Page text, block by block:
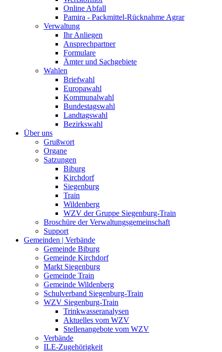
Online Abfall
Pamira - Packmittel-Rücknahme Agrar
Verwaltung
Ihr Anliegen
Ansprechpartner
Formulare
Ämter und Sachgebiete
Wahlen
Briefwahl
Europawahl
Kommunalwahl
Bundestagswahl
Landtagswahl
Bezirkswahl
Über uns
Grußwort
Organe
Satzungen
Biburg
Kirchdorf
Siegenburg
Train
Wildenberg
WZV der Gruppe Siegenburg-Train
Broschüre der Verwaltungsgemeinschaft
Support
Gemeinden | Verbände
Gemeinde Biburg
Gemeinde Kirchdorf
Markt Siegenburg
Gemeinde Train
Gemeinde Wildenberg
Schulverband Siegenburg-Train
WZV Siegenburg-Train
Trinkwasseranalysen
Aktuelles vom WZV
Stellenangebote vom WZV
Verbände
ILE-Zugehörigkeit